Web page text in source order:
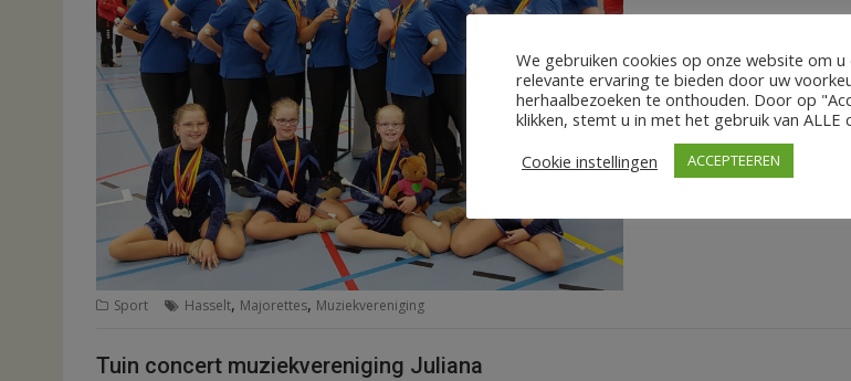
Sport Hasselt, Majorettes, Muziekvereniging
Tuin concert muziekvereniging Juliana
We gebruiken cookies op onze website om
relevante ervaring te bieden door uw
herhaalbezoeken te onthouden. Door op
klikken, stemt u in met het gebruik van ALLE
Cookie instellingen
ACCEPTEEREN